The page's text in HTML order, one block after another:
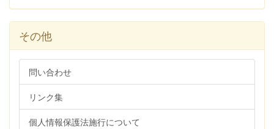
その他
問い合わせ
リンク集
個人情報保護法施行について